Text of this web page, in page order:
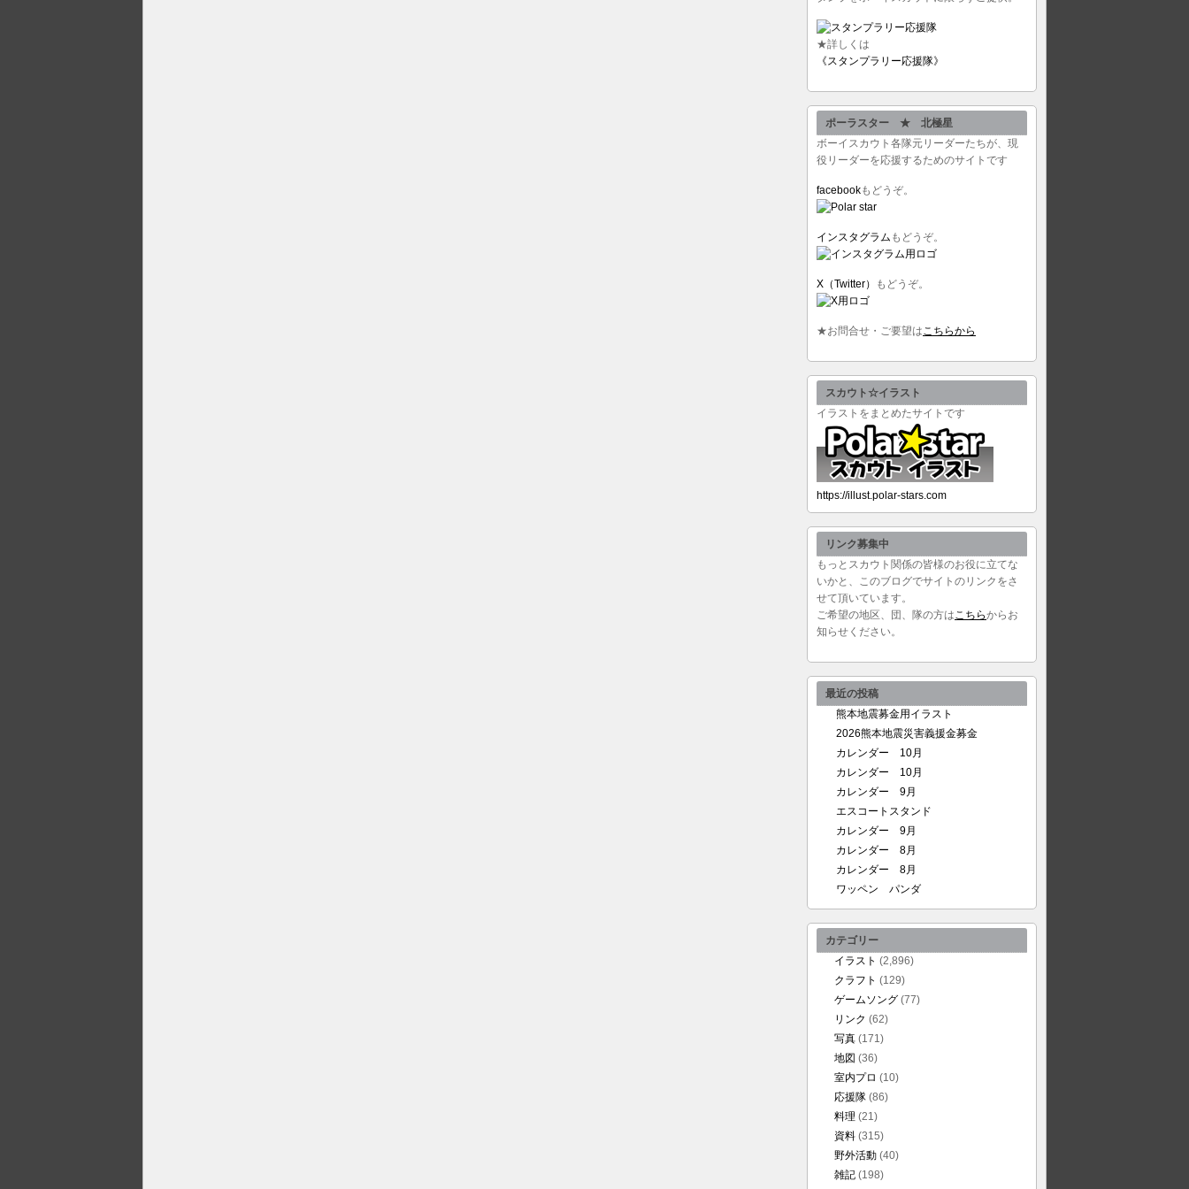
★詳しくは
《スタンプラリー応援隊》
ポーラスター ★ 北極星
ボーイスカウト各隊元リーダーたちが、現
役リーダーを応援するためのサイトです
facebookもどうぞ。
インスタグラム もどうぞ。
X（Twitter） もどうぞ。
★お問合せ・ご要望はこちらから
スカウト☆イラスト
イラストをまとめたサイトです
https://illust.polar-stars.com
リンク募集中
もっとスカウト関係の皆様のお役に立てな
いかと、このブログでサイトのリンクをさ
せて頂いています。
ご希望の地区、団、隊の方はこちらからお
知らせください。
最近の投稿
熊本地震募金用イラスト
2026熊本地震災害義援金募金
カレンダー 10月
カレンダー 10月
カレンダー 9月
エスコートスタンド
カレンダー 9月
カレンダー 8月
カレンダー 8月
ワッペン パンダ
カテゴリー
イラスト (2,896)
クラフト (129)
ゲームソング (77)
リンク (62)
写真 (171)
地図 (36)
室内プロ (10)
応援隊 (86)
料理 (21)
資料 (315)
野外活動 (40)
雑記 (198)